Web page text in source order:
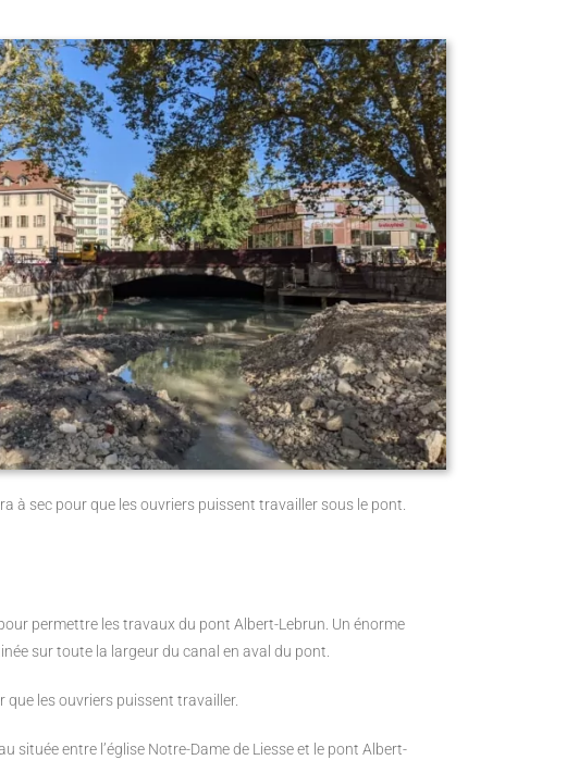
à sec pour que les ouvriers puissent travailler sous le pont.
permettre les travaux du pont Albert-Lebrun. Un énorme
sur toute la largeur du canal en aval du pont.
que les ouvriers puissent travailler.
située entre l’église Notre-Dame de Liesse et le pont Albert-